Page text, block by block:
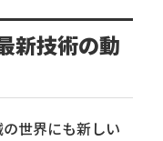
新技術の動
世界にも新しい